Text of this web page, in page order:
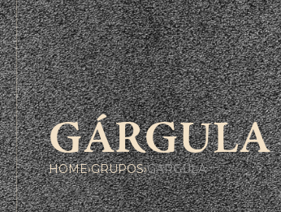
GÁRGULA
HOME›GRUPOS›GÁRGULA